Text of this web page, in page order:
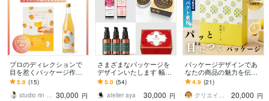
プロのディレクションで
目を惹くパッケージ作り
ます ラベル・スタンド
袋・平袋・紙箱・スリー
ブ箱・台紙・帯デザイン
5.0 (15)
studio rin rin_eika 30,000 円
さまざまなパッケージを
デザインいたします 幅広
いジャンルに対応可！丁
寧に対応いたします！
5.0 (54)
atelier aya
30,000 円
パッケージデザインであ
なたの商品の魅力を伝え
ます オリジナルイラスト
でのご準備も可能！パッ
と目を引くデザインに
4.9 (21)
クリエイターズアパートメントチーム
20,000 円